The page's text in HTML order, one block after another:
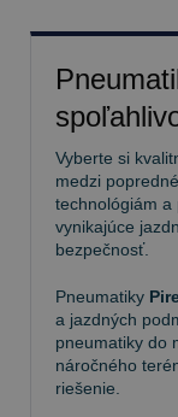
Vyberte si
medzi
technológiám a
vynikajúce
bezpečnosť.
Pneumatiky
a jazdných
pneumatiky do
náročného
riešenie.